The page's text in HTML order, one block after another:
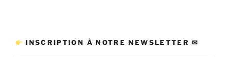
INSCRIPTION À NOTRE NEWSLETTER ✉